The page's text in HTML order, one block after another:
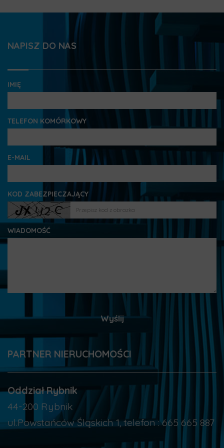
NAPISZ DO NAS
IMIĘ
TELEFON KOMÓRKOWY
E-MAIL
KOD ZABEZPIECZAJĄCY
WIADOMOŚĆ
PARTNER NIERUCHOMOŚCI
Oddział Rybnik
44-200 Rybnik
ul.Powstańców Śląskich 1, telefon : 665 665 887